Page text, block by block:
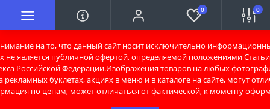
на то, что данный сайт носит исключительно
не является публичной офертой, определяемой положениями Статьи
Российской Федерации.Изображения товаров на любых
рекламных буклетах, акциях в меню и в каталоге на сайте, могут
по ценам, может отличаться от фактической, к моменту
0 0